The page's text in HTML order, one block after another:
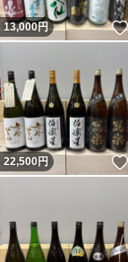
13,000円
22,500円